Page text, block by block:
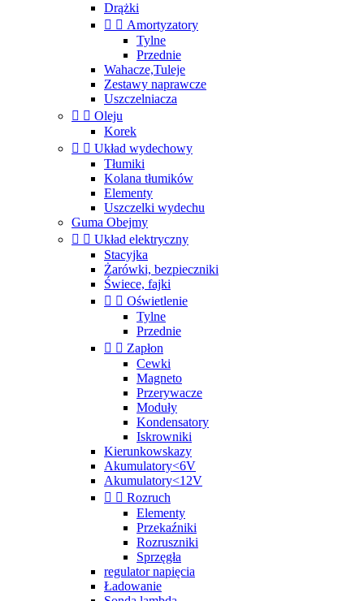
Drążki
  Amortyzatory
Tylne
Przednie
Wahacze,Tuleje
Zestawy naprawcze
Uszczelniacza
  Oleju
Korek
  Układ wydechowy
Tłumiki
Kolana tłumików
Elementy
Uszczelki wydechu
Guma Obejmy
  Układ elektryczny
Stacyjka
Żarówki, bezpieczniki
Świece, fajki
  Oświetlenie
Tylne
Przednie
  Zapłon
Cewki
Magneto
Przerywacze
Moduły
Kondensatory
Iskrowniki
Kierunkowskazy
Akumulatory<6V
Akumulatory<12V
  Rozruch
Elementy
Przekaźniki
Rozruszniki
Sprzęgła
regulator napięcia
Ładowanie